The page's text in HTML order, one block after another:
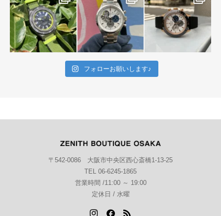
フォローお願いします♪
〒542-0086 大阪市中央区西心斎橋1-13-25
TEL 06-6245-1865
営業時間 /11:00 ～ 19:00
定休日 / 水曜